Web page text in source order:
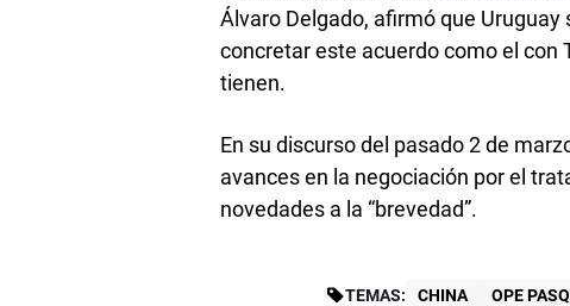
Álvaro Delgado, afirmó que Uruguay
concretar este acuerdo como el con
tienen.
En su discurso del pasado 2 de
avances en la negociación por el
novedades a la “brevedad”.
TEMAS: CHINA OPE